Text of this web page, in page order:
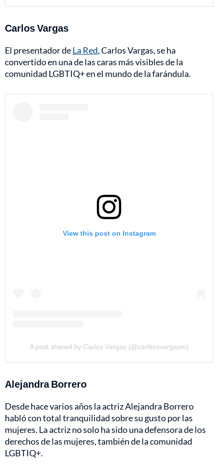
Carlos Vargas
El presentador deLa Red, Carlos Vargas, se ha
convertido en una de las caras más visibles de la
comunidad LGBTIQ+ en el mundo de la farándula.
View this post on Instagram
A post shared by Carlos Vargas (@carlitosvargasm)
Alejandra Borrero
Desde hace varios años la actriz Alejandra Borrero
habló con total tranquilidad sobre su gusto por las
mujeres. La actriz no solo ha sido una defensora de los
derechos de las mujeres, también de la comunidad
LGBTIQ+.